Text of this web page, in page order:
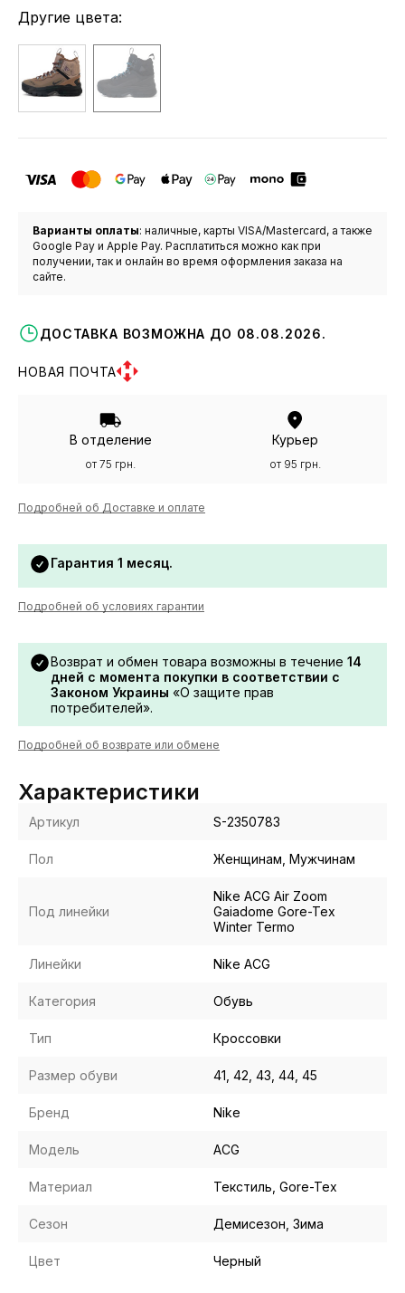
Другие цвета:
Варианты оплаты: наличные, карты VISA/Mastercard, а также
Google Pay и Apple Pay. Расплатиться можно как при
получении, так и онлайн во время оформления заказа на
сайте.
ДОСТАВКА ВОЗМОЖНА ДО 08.08.2026.
НОВАЯ ПОЧТА
В отделение
от 75 грн.
Курьер
от 95 грн.
Подробней об Доставке и оплате
Гарантия 1 месяц.
Подробней об условиях гарантии
Возврат и обмен товара возможны в течение 14
дней с момента покупки в соответствии с
Законом Украины «О защите прав
потребителей».
Подробней об возврате или обмене
Характеристики
Артикул S-2350783
Пол Женщинам, Мужчинам
Под линейки
Nike ACG Air Zoom
Gaiadome Gore-Tex
Winter Termo
Линейки Nike ACG
Категория Обувь
Тип Кроссовки
Размер обуви 41, 42, 43, 44, 45
Бренд Nike
Модель ACG
Материал Текстиль, Gore-Tex
Сезон Демисезон, Зима
Цвет Черный